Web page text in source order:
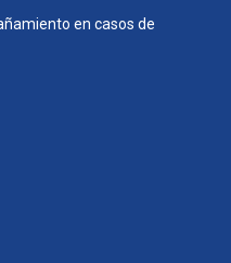
en casos de